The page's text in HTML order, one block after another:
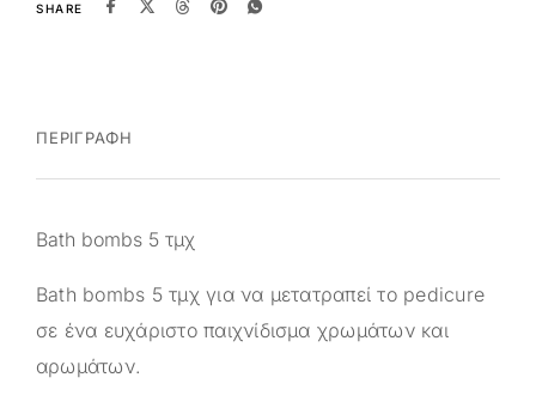
SHARE
ΠΕΡΙΓΡΑΦΉ
Bath bombs 5 τμχ
Bath bombs 5 τμχ για να μετατραπεί το pedicure
σε ένα ευχάριστο παιχνίδισμα χρωμάτων και
αρωμάτων.